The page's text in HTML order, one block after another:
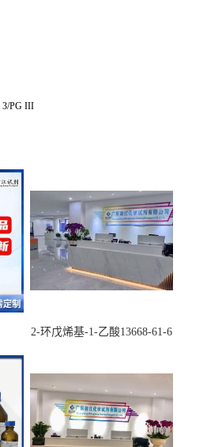
3/PG III
2-环戊烯基-1-乙酸13668-61-6